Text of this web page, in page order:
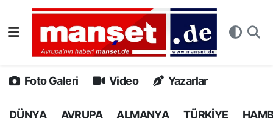
Foto Galeri Video Yazarlar
DÜNYA AVRUPA ALMANYA TÜRKİYE
DÜNYA
AVRUPA
ALMANYA
Nöbetçi Eczaneler
Hava Durumu
Namaz Vakitleri